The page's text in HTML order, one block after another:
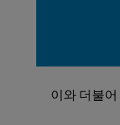
이와 더불